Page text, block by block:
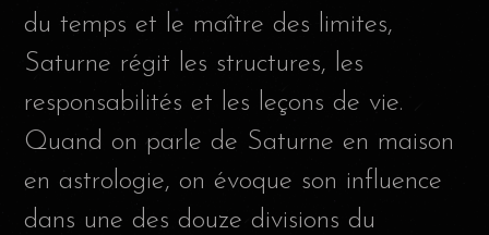
du temps et le maître des limites,
Saturne régit les structures, les
responsabilités et les leçons de vie.
Quand on parle de Saturne en maison
en astrologie, on évoque son influence
dans une des douze divisions du